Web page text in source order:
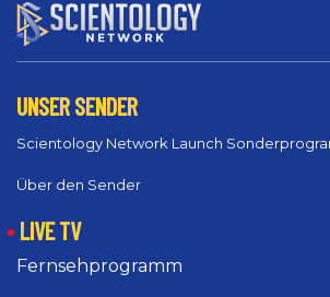
UNSER SENDER
Scientology Network Launch
Über den Sender
LIVE TV
Fernsehprogramm